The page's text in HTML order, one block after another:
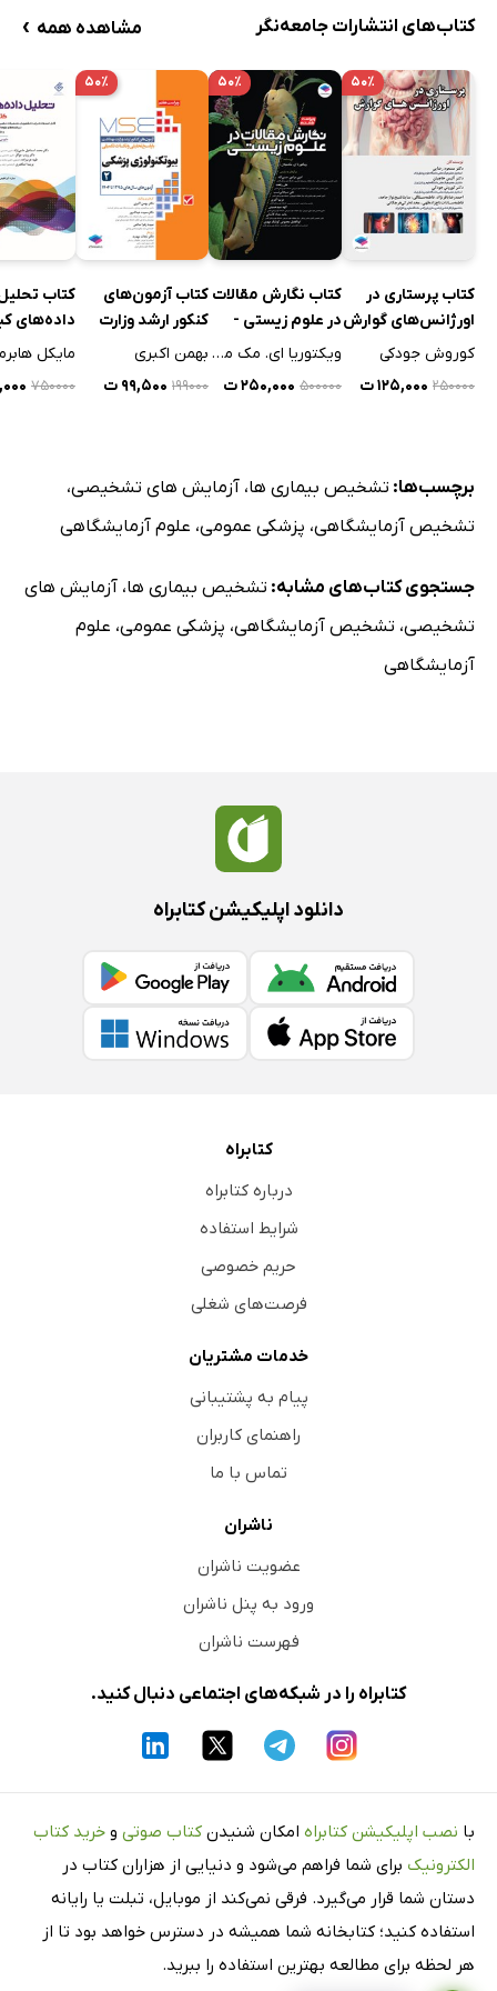
الکتروفورز هموگلوبین
ویروس هپاتیت
هرپس سیمپلکس (نوع 1 و 2)
لیپوپروتئین‌ها
ویروس نقص اکتسابی سیستم ایمنی (HIV-1)
نسبت نرمالیزه‌شده‌ی بین‌المللی
سطح آهن
لاکتیک دهیدروژناز
منیزیم
فسفات (PO4)، فسفر (P)
پتاسیم خون
آزمایش‌های بارداری
سیتولوژی خلط
آنالیز مدفوع
کتاب‌های انتشارات جامعه‌نگر مشاهده همه ›
۵۰٪
کتاب پرستاری در
اورژانس‌های گوارش
کوروش جودکی
۲۵۰۰۰۰ ۱۲۵,۰۰۰ ت
۵۰٪
کتاب نگارش مقالات
در علوم زیستی -
ویراست هفتم
ویکتوریا ای. مک میلان
۵۰۰۰۰۰ ۲۵۰,۰۰۰ ت
۵۰٪
کتاب آزمون‌های
کنکور ارشد وزارت
بهداشت MSEبهمن اکبری
۱۹۹۰۰۰ ۹۹,۵۰۰ ت
کتاب
داده‌های
ویراست
مایکل
۷۵۰۰۰۰
برچسب‌ها: تشخیص بیماری ها، آزمایش های تشخیصی،
تشخیص آزمایشگاهی، پزشکی عمومی، علوم آزمایشگاهی
جستجوی کتاب‌های مشابه: تشخیص بیماری ها، آزمایش های
تشخیصی، تشخیص آزمایشگاهی، پزشکی عمومی، علوم
آزمایشگاهی
دانلود اپلیکیشن کتابراه
کتابراه
درباره کتابراه
شرایط استفاده
حریم خصوصی
فرصت‌های شغلی
خدمات مشتریان
پیام به پشتیبانی
راهنمای کاربران
تماس با ما
ناشران
عضویت ناشران
ورود به پنل ناشران
فهرست ناشران
کتابراه را در شبکه‌های اجتماعی دنبال کنید.
با نصب اپلیکیشن کتابراه امکان شنیدن کتاب صوتی و خرید کتاب
الکترونیک برای شما فراهم می‌شود و دنیایی از هزاران کتاب در
دستان شما قرار می‌گیرد. فرقی نمی‌کند از موبایل، تبلت یا رایانه
استفاده کنید؛ کتابخانه شما همیشه در دسترس خواهد بود تا از
هر لحظه برای مطالعه بهترین استفاده را ببرید.